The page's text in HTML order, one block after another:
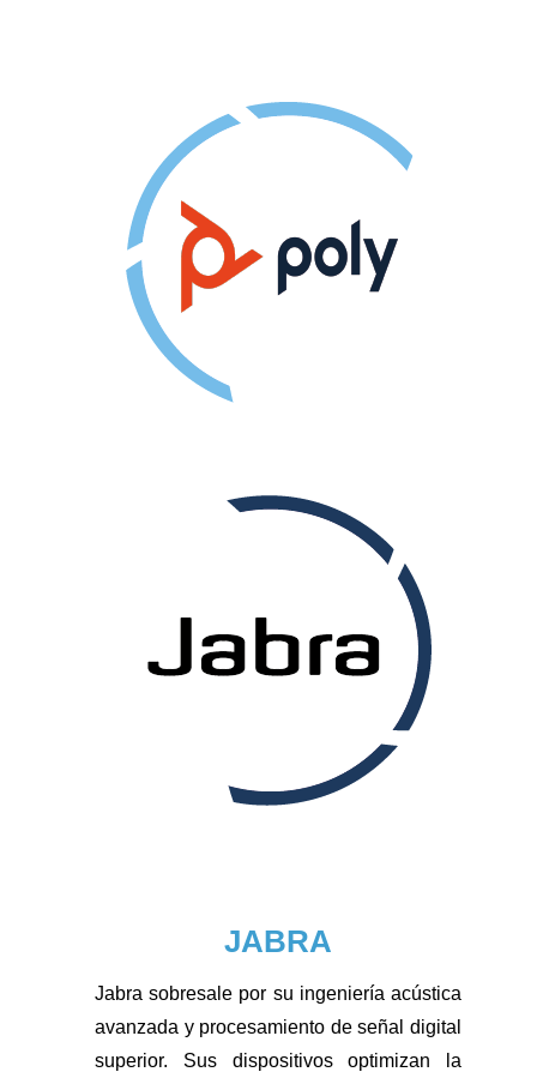
JABRA
Jabra sobresale por su ingeniería acústica
avanzada y procesamiento de señal digital
superior. Sus dispositivos optimizan la